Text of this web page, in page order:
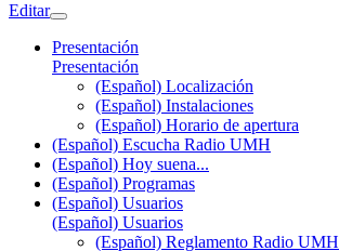
Editar
Presentación
Presentación
(Español) Localización
(Español) Instalaciones
(Español) Horario de apertura
(Español) Escucha Radio UMH
(Español) Hoy suena...
(Español) Programas
(Español) Usuarios
(Español) Usuarios
(Español) Reglamento Radio UMH